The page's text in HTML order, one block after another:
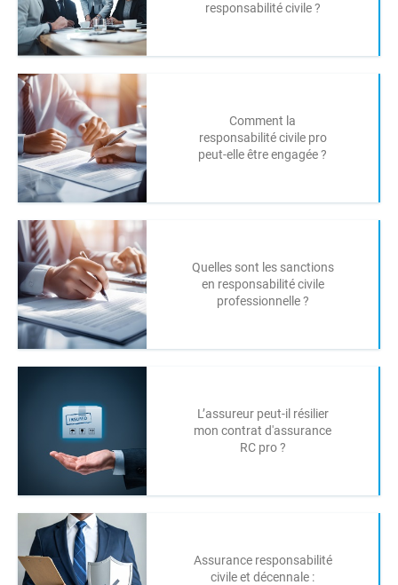
responsabilité civile ?
Comment la
responsabilité civile pro
peut-elle être engagée ?
Quelles sont les sanctions
en responsabilité civile
professionnelle ?
L’assureur peut-il résilier
mon contrat d'assurance
RC pro ?
Assurance responsabilité
civile et décennale :